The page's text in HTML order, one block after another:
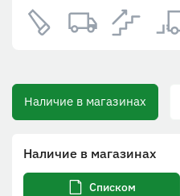
Наличие в магазинах
Наличие в магазинах
Списком